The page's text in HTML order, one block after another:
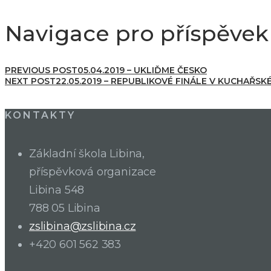
Navigace pro příspěvek
PREVIOUS POST05.04.2019 – UKLIĎME ČESKO
NEXT POST22.05.2019 – REPUBLIKOVÉ FINÁLE V
KONTAKTY
Základní škola Libina,
příspěvková organizace
Libina 548
788 05 Libina
zslibina@zslibina.cz
+420 601 562 383